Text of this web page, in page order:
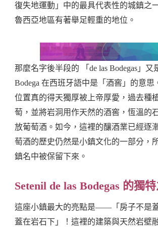
復失地運動」中的最具代表性的城鎮之
魯西亞地區有著舉足輕重的地位。
那麼名字後半段的 「de las Bodegas」又
Bodega 在西班牙語中是「酒窖」的意思
位置真的得天獨厚被上帝厚愛，過去種
萄，並將岩洞用作天然的酒窖，恆溫的
放葡萄酒。如今，這裡的釀酒業已經逐
萄酒的歷史仍然是小鎮文化的一部分，
鎮名中被保留下來。
Setenil de las Bodegas 的獨
這座小鎮最大的亮點是——「房子不是
蓋在岩石下」！這裡的建築與天然岩壁